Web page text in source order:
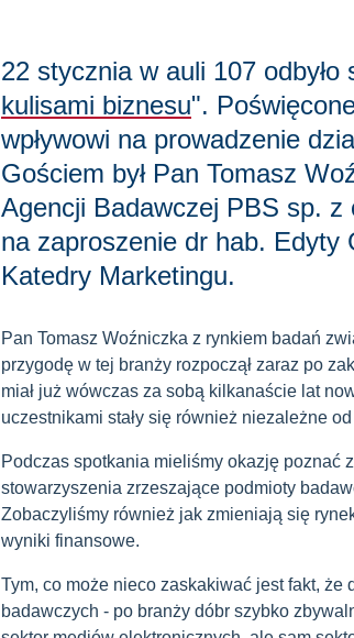
22 stycznia w auli 107
kulisami biznesu".
wpływowi na prowadzenie
Gościem był Pan Tomasz
Agencji Badawczej PBS sp. z
na zaproszenie dr hab. Edyty
Katedry Marketingu.
Pan Tomasz Woźniczka z rynkiem badań
przygodę w tej branży rozpoczął zaraz po
miał już wówczas za sobą kilkanaście lat
uczestnikami stały się również niezależne
Podczas spotkania mieliśmy okazję poznać
stowarzyszenia zrzeszające podmioty
Zobaczyliśmy również jak zmieniają się
wyniki finansowe.
Tym, co może nieco zaskakiwać jest fakt,
badawczych - po branży dóbr szybko